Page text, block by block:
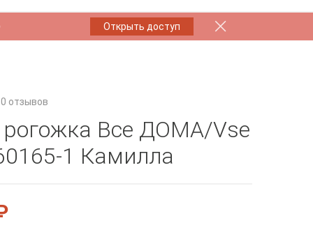
Открыть доступ
0 отзывов
рогожка Все ДОМА/Vse
1 Камилла